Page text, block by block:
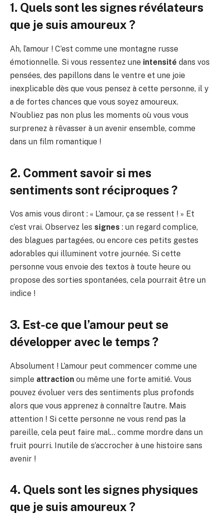
1. Quels sont les signes révélateurs
que je suis amoureux ?
Ah, l’amour ! C’est comme une montagne russe
émotionnelle. Si vous ressentez une intensité dans vos
pensées, des papillons dans le ventre et une joie
inexplicable dès que vous pensez à cette personne, il y
a de fortes chances que vous soyez amoureux.
N’oubliez pas non plus les moments où vous vous
surprenez à rêvasser à un avenir ensemble, comme
dans un film romantique !
2. Comment savoir si mes
sentiments sont réciproques ?
Vos amis vous diront : « L’amour, ça se ressent ! » Et
c’est vrai. Observez les signes : un regard complice,
des blagues partagées, ou encore ces petits gestes
adorables qui illuminent votre journée. Si cette
personne vous envoie des textos à toute heure ou
propose des sorties spontanées, cela pourrait être un
indice !
3. Est-ce que l’amour peut se
développer avec le temps ?
Absolument ! L’amour peut commencer comme une
simple attraction ou même une forte amitié. Vous
pouvez évoluer vers des sentiments plus profonds
alors que vous apprenez à connaître l’autre. Mais
attention ! Si cette personne ne vous rend pas la
pareille, cela peut faire mal… comme mordre dans un
fruit pourri. Inutile de s’accrocher à une histoire sans
avenir !
4. Quels sont les signes physiques
que je suis amoureux ?